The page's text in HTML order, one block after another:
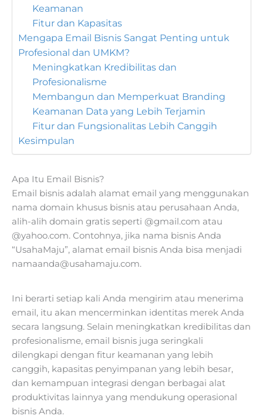
Keamanan
Fitur dan Kapasitas
Mengapa Email Bisnis Sangat Penting untuk
Profesional dan UMKM?
Meningkatkan Kredibilitas dan
Profesionalisme
Membangun dan Memperkuat Branding
Keamanan Data yang Lebih Terjamin
Fitur dan Fungsionalitas Lebih Canggih
Kesimpulan
Apa Itu Email Bisnis?
Email bisnis adalah alamat email yang menggunakan
nama domain khusus bisnis atau perusahaan Anda,
alih-alih domain gratis seperti @gmail.com atau
@yahoo.com. Contohnya, jika nama bisnis Anda
“UsahaMaju”, alamat email bisnis Anda bisa menjadi
namaanda@usahamaju.com.
Ini berarti setiap kali Anda mengirim atau menerima
email, itu akan mencerminkan identitas merek Anda
secara langsung. Selain meningkatkan kredibilitas dan
profesionalisme, email bisnis juga seringkali
dilengkapi dengan fitur keamanan yang lebih
canggih, kapasitas penyimpanan yang lebih besar,
dan kemampuan integrasi dengan berbagai alat
produktivitas lainnya yang mendukung operasional
bisnis Anda.